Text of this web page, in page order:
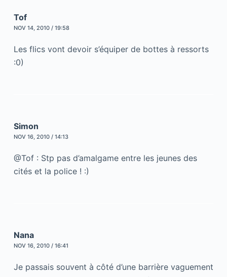
Tof
NOV 14, 2010 / 19:58
Les flics vont devoir s’équiper de bottes à ressorts
:0)
Simon
NOV 16, 2010 / 14:13
@Tof : Stp pas d’amalgame entre les jeunes des
cités et la police ! :)
Nana
NOV 16, 2010 / 16:41
Je passais souvent à côté d’une barrière vaguement